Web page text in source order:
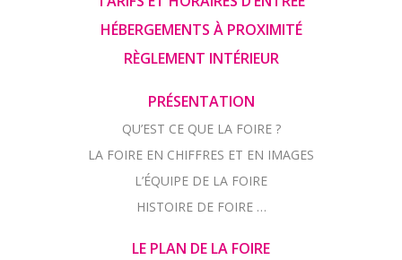
HÉBERGEMENTS À PROXIMITÉ
RÈGLEMENT INTÉRIEUR
PRÉSENTATION
QU’EST CE QUE LA FOIRE ?
LA FOIRE EN CHIFFRES ET EN IMAGES
L’ÉQUIPE DE LA FOIRE
HISTOIRE DE FOIRE …
LE PLAN DE LA FOIRE